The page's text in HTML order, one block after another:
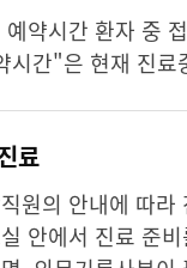
예약시간 환자 중
시간"은 현재 진료
료
원의 안내에 따
안에서 진료 준